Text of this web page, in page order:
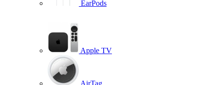
EarPods
Apple TV